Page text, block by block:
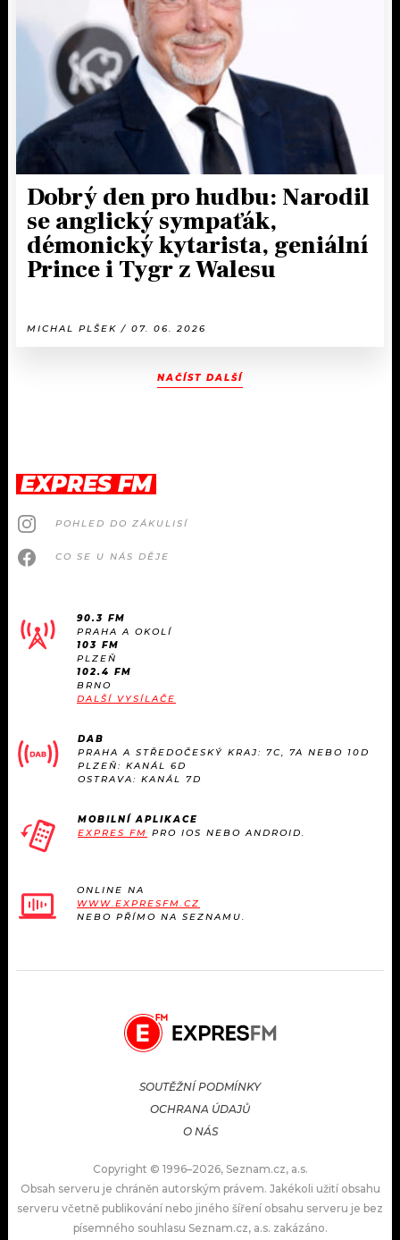
Dobrý den pro hudbu: Narodil
se anglický sympaťák,
démonický kytarista, geniální
Prince i Tygr z Walesu
MICHAL PLŠEK / 07. 06. 2026
NAČÍST DALŠÍ
EXPRES FM
POHLED DO ZÁKULISÍ
CO SE U NÁS DĚJE
90.3 FM
PRAHA A OKOLÍ
103 FM
PLZEŇ
102.4 FM
BRNO
DALŠÍ VYSÍLAČE
DAB
PRAHA A STŘEDOČESKÝ KRAJ: 7C, 7A NEBO 10D
PLZEŇ: KANÁL 6D
OSTRAVA: KANÁL 7D
MOBILNÍ APLIKACE
EXPRES FM PRO IOS NEBO ANDROID.
ONLINE NA
WWW.EXPRESFM.CZ
NEBO PŘÍMO NA SEZNAMU.
SOUTĚŽNÍ PODMÍNKY
OCHRANA ÚDAJŮ
O NÁS
Copyright © 1996–2026, Seznam.cz, a.s.
Obsah serveru je chráněn autorským právem. Jakékoli užití obsahu
serveru včetně publikování nebo jiného šíření obsahu serveru je bez
písemného souhlasu Seznam.cz, a.s. zakázáno.